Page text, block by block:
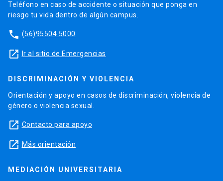
Teléfono en caso de accidente o situación que ponga en
riesgo tu vida dentro de algún campus.
phone (56)95504 5000
launch Ir al sitio de Emergencias
DISCRIMINACIÓN Y VIOLENCIA
Orientación y apoyo en casos de discriminación, violencia de
género o violencia sexual.
launch Contacto para apoyo
launch Más orientación
MEDIACIÓN UNIVERSITARIA